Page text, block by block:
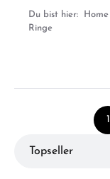
Du bist hier: Home
Ringe
1